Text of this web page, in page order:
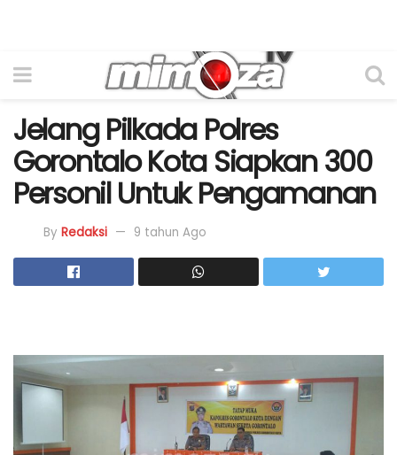
Jelang Pilkada Polres
Gorontalo Kota Siapkan 300
Personil Untuk Pengamanan
By Redaksi 9 tahun Ago